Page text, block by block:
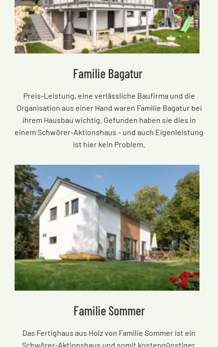
Familie Bagatur
Preis-Leistung, eine verlässliche Baufirma und die
Organisation aus einer Hand waren Familie Bagatur bei
ihrem Hausbau wichtig. Gefunden haben sie dies in
einem Schwörer-Aktionshaus – und auch Eigenleistung
ist hier kein Problem.
Familie Sommer
Das Fertighaus aus Holz von Familie Sommer ist ein
Schwörer-Aktionshaus und somit kostengünstiger.